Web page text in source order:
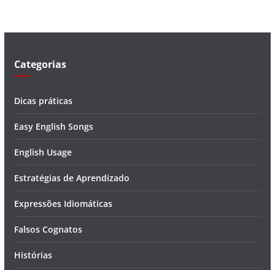
Categorias
Dicas práticas
Easy English Songs
English Usage
Estratégias de Aprendizado
Expressões Idiomáticas
Falsos Cognatos
Histórias